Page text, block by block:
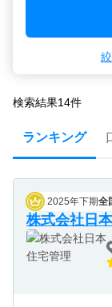
検索結果14件
ランキング
2025年下期全
株式会社日